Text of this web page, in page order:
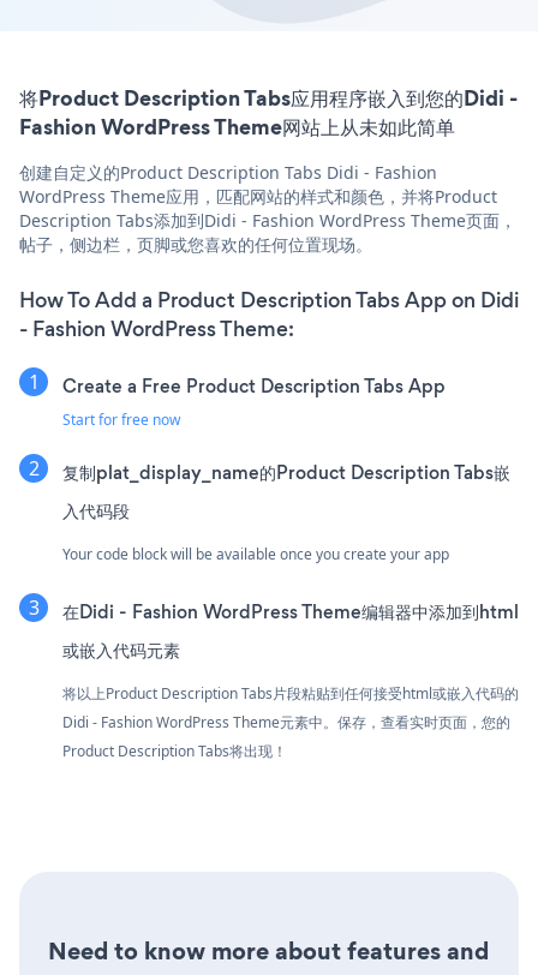
将Product Description Tabs应用程序嵌入到您的Didi -
Fashion WordPress Theme网站上从未如此简单
创建自定义的Product Description Tabs Didi - Fashion
WordPress Theme应用，匹配网站的样式和颜色，并将Product
Description Tabs添加到Didi - Fashion WordPress Theme页面，
帖子，侧边栏，页脚或您喜欢的任何位置现场。
How To Add a Product Description Tabs App on Didi
- Fashion WordPress Theme:
Create a Free Product Description Tabs App
Start for free now
复制plat_display_name的Product Description Tabs嵌
入代码段
Your code block will be available once you create your app
在Didi - Fashion WordPress Theme编辑器中添加到html
或嵌入代码元素
将以上Product Description Tabs片段粘贴到任何接受html或嵌入代码的
Didi - Fashion WordPress Theme元素中。保存，查看实时页面，您的
Product Description Tabs将出现！
Need to know more about features and